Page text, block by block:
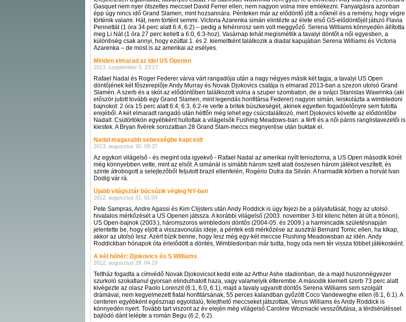
Gasquet nem nyer ötszettes meccset David Ferrer ellen, nem nagyon volna mire emlékezni. Fanyalgásra azonban
épp úgy nincs idő Grand Slamen, mint hozsannára. Pénteken már az elődöntő jött a nőknél és a remény, hogy végre
történik valami. Hát, nem történt semmi. Victoria Azarenka simán elintézte az élete első GS-elődöntőjét játszó Flavia
Pennettát (1 óra 34 perc alatt 6:4, 6:2) – pedig a fehérorosz sem volt meggyőző. Serena Williams könnyedén állította
meg Li Nát (1 óra 27 perc kellett a 6:0, 6:3-hoz). Vasárnap tehát megismétlik a tavalyi döntőt a női egyesben, a
különbség csak annyi, hogy ezúttal 1. és 2. kiemeltként találkozik a diadal kapujában Serena Williams és Victoria
Azarenka – de most is az amerikai az esélyes.
Minden elmarad az idei US Openen
2013. szeptember 5. 23:17
Rafael Nadal és Roger Federer várva várt rangadója után a nagy négyes másik két tagja, a tavalyi US Open
döntőjének két főszereplője Andy Murray és Novak Djokovics csatája is elmarad 2013-ban a szezon utolsó Grand
Slamén. A szerb és a skót az elődöntőben találkozott volna a szuper szombaton, de a svájci Stanislas Wawrinka (aki
először jutott tovább egy Grand Slamen, mint legendás honfitársa Federer) nagyon simán, leiskolázta a wimbledoni
bajnokot: 2 óra 15 perc alatt 6:4, 6:3, 6:2-re verte a britek büszkeségét, akinek egyetlen fogadóelőnyre sem futotta
erejéből. A két elmaradt rangadó után hétfőn még lehet egy csúcstalálkozó, mert Djokovics követte az elődöntőbe
Nadalt. Csütörtökön egyébként hullottak a világelsők Fushing Meadows-ban: a férfi és a női páros ranglistavezetői is
kiestek. A Bryan fivérek sorozatban 28 Grand Slam-meccs megnyerése után buktak el.
Nadal magasabb sebességbe kapcsolt
2013. augusztus 30. 09:37
Az egykori világelső - és megint oda igyekvő - Rafael Nadal az amerikai nyílt tenisztorna, a US Open második körét
még könnyebben vette, mint az elsőt. A simánál is simább három szett alatt összesen három játékot veszített, és
szinte átrobogott a selejtezőből feljutott brazil ellenfelén, Rogério Dutra da Silván. A harmadik körben a horvát Ivan
Dodig vár rá.
Újabb világsztár búcsúzik végleg NY-ban
2012. augusztus 31. 01:04
Pete Sampras, Andre Agassi és Kim Clijsters után Andy Roddick is úgy fejezi be a pályafutását, hogy az utolsó
hivatalos mérkőzését a US Openen játssza. A korábbi világelső (2003. november 3-tól kilenc héten át ült a trónon),
US Open-bajnok (2003.), háromszoros wimbledoni döntős (2004-05. és 2009.) a harmincadik születésnapján
jelentette be, hogy eljött a visszavonulás ideje, a péntek esti mérkőzése az ausztrál Bernard Tomic ellen, ha kikap,
akkor az utolsó lesz. Azért bízik benne, hogy lesz még egy-két meccse Flushing Meadowsban az idén. Andy
Roddickban hónapok óta érlelődött a döntés, Wimbledonban már tudta, hogy oda nem tér vissza többet játékosként.
A két hóhér: Djokovics és S Williams
2012. augusztus 29. 04:19
Teltház fogadta a címvédő Novak Djokovicsot kedd este az Arthur Ashe stadionban, de a majd huszonnégyezer
szurkoló szokatlanul gyorsan elindulhatott haza, vagy valamelyik étterembe. A második kiemelt szerb 73 perc alatt
kivégezte az olasz Paolo Lorenzit (6:1, 6:0, 6:1), majd a tavaly ugyanitt döntős Serena Williams sem szolgált
drámával, nem kegyelmezett fiatal honfitársának, 55 perces kalandban győzött Coco Vandeweghe ellen (6:1, 6:1). A
centeren egyébként egésznap egyoldalú, felejthető meccseket játszottak, Venus Williams és Andy Roddick is
könnyedén nyert. Tovább tart viszont az év elején még világelső Caroline Wozniacki vesszőfutása, a térdsérüléssel
bajlódó dánt lelépte a román Begu (6:2, 6:2).